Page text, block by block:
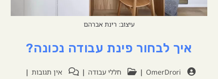
עיצוב: רינת אברהם
איך לבחור פינת עבודה נכונה?
OmerDrori חללי עבודה
אין תגובות